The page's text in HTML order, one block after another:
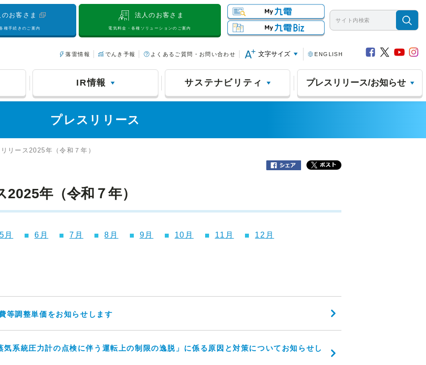
お客さま
種手続きのご案内
法人のお客さま
電気料金・各種ソリューションのご案内
落雷情報 でんき予報 よくあるご質問・お問い合わせ 文字サイズ ENGLISH
IR情報 サステナビリティ プレスリリース/お知らせ
プレスリリース
リース2025年（令和７年）
年（令和７年）
5月 6月 7月 8月 9月 10月 11月
12月
等調整単価をお知らせします
系統圧力計の点検に伴う運転上の制限の逸脱」に係る原因と対策についてお知らせし